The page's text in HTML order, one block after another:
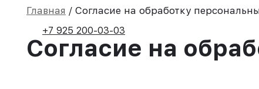
+7 925 200-03-03
Главная / Согласие на обработку
Согласие на